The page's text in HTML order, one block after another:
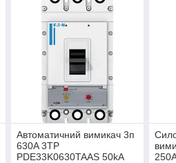
Автоматичний вимикач 3п
630A 3TP
PDE33K0630TAAS 50kA